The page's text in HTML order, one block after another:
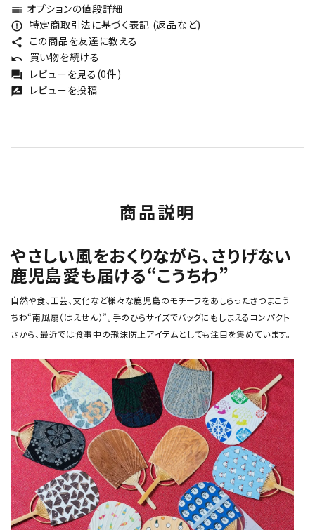
toc オプションの値段詳細
error_outline 特定商取引法に基づく表記 (返品など)
share この商品を友達に教える
undo 買い物を続ける
forum レビューを見る(0件)
rate_review レビューを投稿
商品説明
やさしい風をおくりながら、さりげない
鹿児島愛も届ける“こうちわ”
自然や食、工芸、文化など様々な鹿児島のモチーフをあしらったさつまこう
ちわ“南風扇（はえせん）”。手のひらサイズでバッグにもしまえるコンパクト
さから、最近では食事中の飛沫防止アイテムとしても注目を集めています。